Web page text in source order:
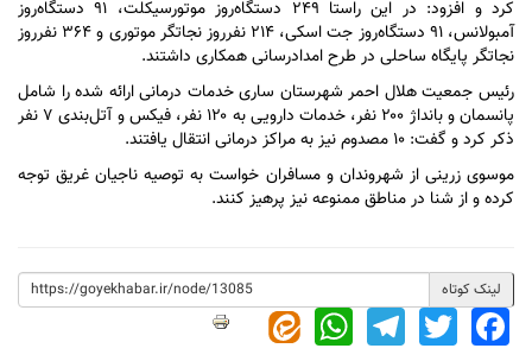
کرد و افزود: در این راستا ۲۴۹ دستگاه‌روز موتورسیکلت، ۹۱ دستگاه‌روز
آمبولانس، ۹۱ دستگاه‌روز جت اسکی، ۲۱۴ نفرروز نجاتگر موتوری و ۳۶۴ نفرروز
نجاتگر پایگاه ساحلی در طرح امدادرسانی همکاری داشتند.
رئیس جمعیت هلال احمر شهرستان ساری خدمات درمانی ارائه شده را شامل
پانسمان و بانداژ ۲۰۰ نفر، خدمات دارویی به ۱۲۰ نفر، فیکس و آتل‌بندی ۷ نفر
ذکر کرد و گفت: ۱۰ مصدوم نیز به مراکز درمانی انتقال یافتند.
موسوی زرینی از شهروندان و مسافران خواست به توصیه ناجیان غریق توجه
کرده و از شنا در مناطق ممنوعه نیز پرهیز کنند.
لینک کوتاه
Facebook
Twitter
Telegram
WhatsApp